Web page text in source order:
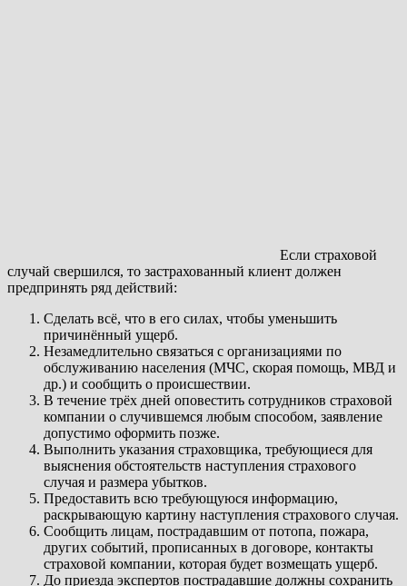
Если страховой
случай свершился, то застрахованный клиент должен
предпринять ряд действий:
Сделать всё, что в его силах, чтобы уменьшить
причинённый ущерб.
Незамедлительно связаться с организациями по
обслуживанию населения (МЧС, скорая помощь, МВД и
др.) и сообщить о происшествии.
В течение трёх дней оповестить сотрудников страховой
компании о случившемся любым способом, заявление
допустимо оформить позже.
Выполнить указания страховщика, требующиеся для
выяснения обстоятельств наступления страхового
случая и размера убытков.
Предоставить всю требующуюся информацию,
раскрывающую картину наступления страхового случая.
Сообщить лицам, пострадавшим от потопа, пожара,
других событий, прописанных в договоре, контакты
страховой компании, которая будет возмещать ущерб.
До приезда экспертов пострадавшие должны сохранить